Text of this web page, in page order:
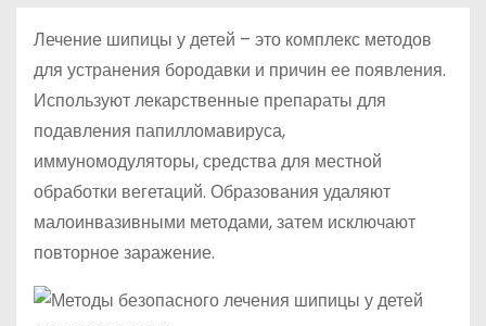
Лечение шипицы у детей – это комплекс методов
для устранения бородавки и причин ее появления.
Используют лекарственные препараты для
подавления папилломавируса,
иммуномодуляторы, средства для местной
обработки вегетаций. Образования удаляют
малоинвазивными методами, затем исключают
повторное заражение.